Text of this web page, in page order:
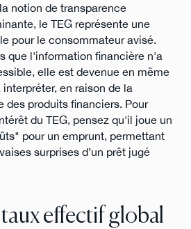
notion de transparence
le TEG représente une
pour le consommateur avisé.
que l'information financière n'a
elle est devenue en même
en raison de la
des produits financiers. Pour
du TEG, pensez qu'il joue un
pour un emprunt, permettant
surprises d’un prêt jugé
effectif global